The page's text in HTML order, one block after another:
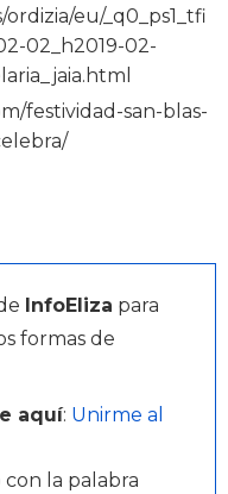
eu/_q0_ps1_tfi
02_h2019-02-
festividad-san-blas-
InfoEliza para
formas de
aquí: Unirme al
la palabra